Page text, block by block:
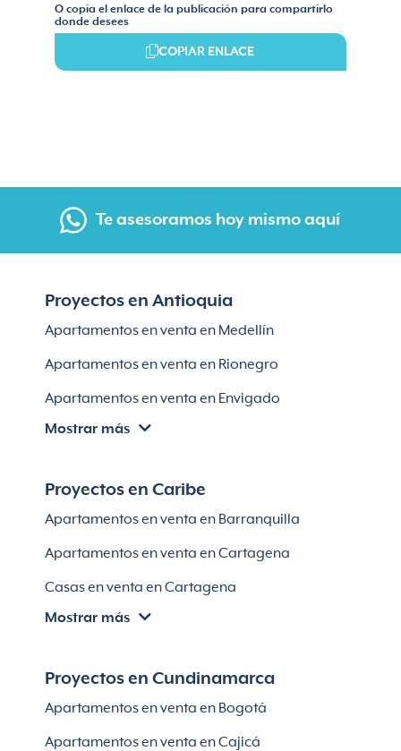
O copia el enlace de la publicación para compartirlo
donde desees
COPIAR ENLACE
Te asesoramos hoy mismo aquí
Proyectos en Antioquia
Apartamentos en venta en Medellín
Apartamentos en venta en Rionegro
Apartamentos en venta en Envigado
Apartamentos en venta en Itagüí
Apartamentos en venta en Bello
Mostrar más
Proyectos en Caribe
Apartamentos en venta en Barranquilla
Apartamentos en venta en Cartagena
Casas en venta en Cartagena
Villas en Cartagena
Apartamentos en venta en Soledad
Mostrar más
Proyectos en Cundinamarca
Apartamentos en venta en Bogotá
Apartamentos en venta en Cajicá